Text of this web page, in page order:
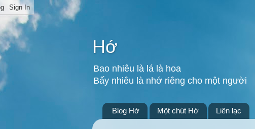
Hớ
Bao nhiêu là lá là hoa
Bấy nhiêu là nhớ riêng cho một người
Blog Hớ Một chút Hớ Liên lạc